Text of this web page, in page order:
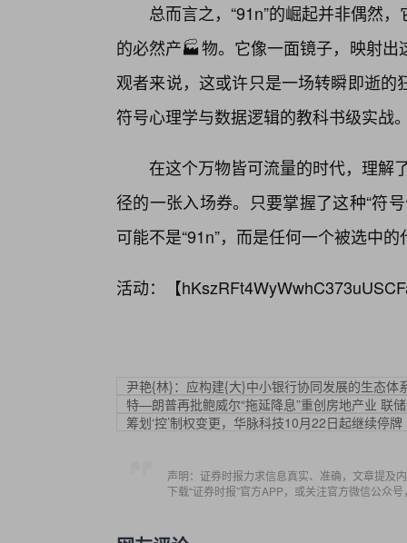
总而言之，“91n”的崛起并非偶然
的必然产🏭物。它像一面镜子，映射
观者来说，这或许只是一场转瞬即逝
符号心理学与数据逻辑的教科书级实战
在这个万物皆可流量的时代，理解
径的一张入场券。只要掌握了这种“符
可能不是“91n”，而是任何一个被选中的
活动：【
尹艳{林}：应构建{大}中小银行协同发展的生态体
特—朗普再批鲍威尔“拖延降息”重创房地产业 联
筹划‘控’制权变更，华脉科技10月22日起继续停牌
声明：证券时报力求信息真实、准确，文章提及
下载“证券时报”官方APP，或关注官方微信公众